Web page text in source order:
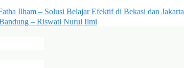
Ilham – Solusi Belajar Efektif di Bekasi dan Jakarta
– Riswati Nurul Ilmi